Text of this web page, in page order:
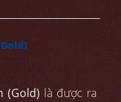
(Gold) là được ra